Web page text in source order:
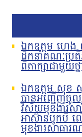
ឯកឧត្តម ហេង
ដឹកនាំគណៈប្រតិ
ពិភាក្សាជាមួយថ្
ឯកឧត្តម សុខ សូ
បានអញ្ជើញចូល
វិស័យមុខងារស
អាស៊ានបូកបី ល
មុខងារសាធារ